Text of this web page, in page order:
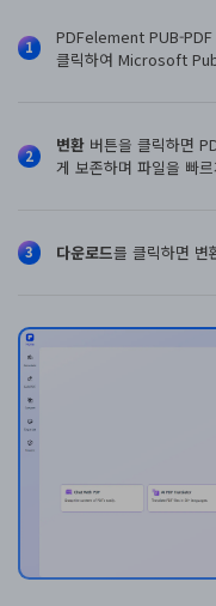
1 PDFelement PUB-PDF
클릭하여 Microsoft
2 변환버튼을 클릭하면
게 보존하며 파일을 빠
3 다운로드를 클릭하면 변